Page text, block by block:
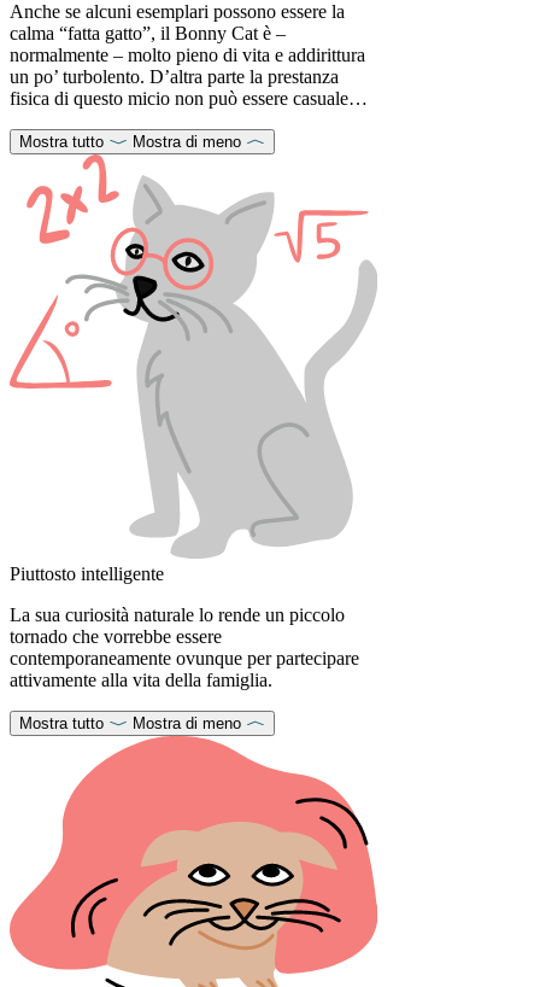
Anche se alcuni esemplari possono essere la
calma “fatta gatto”, il Bonny Cat è –
normalmente – molto pieno di vita e addirittura
un po’ turbolento. D’altra parte la prestanza
fisica di questo micio non può essere casuale…
Mostra tutto Mostra di meno
Piuttosto intelligente
La sua curiosità naturale lo rende un piccolo
tornado che vorrebbe essere
contemporaneamente ovunque per partecipare
attivamente alla vita della famiglia.
Mostra tutto Mostra di meno